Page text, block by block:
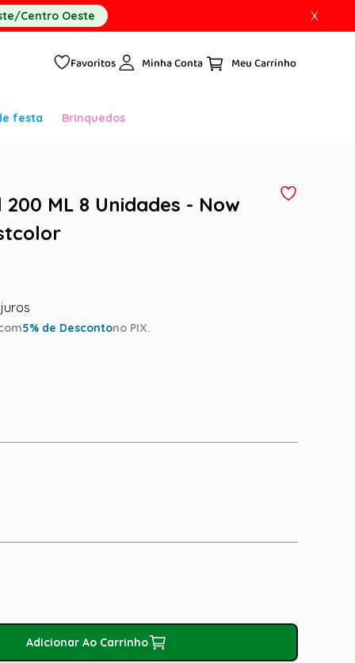
Centro Oeste X
Favoritos Minha Conta
festa Brinquedos
200 ML 8 Unidades - Now
5% de Descontono PIX.
Adicionar Ao Carrinho